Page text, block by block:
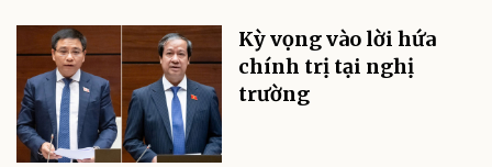
Kỳ vọng vào lời hứa
chính trị tại nghị
trường